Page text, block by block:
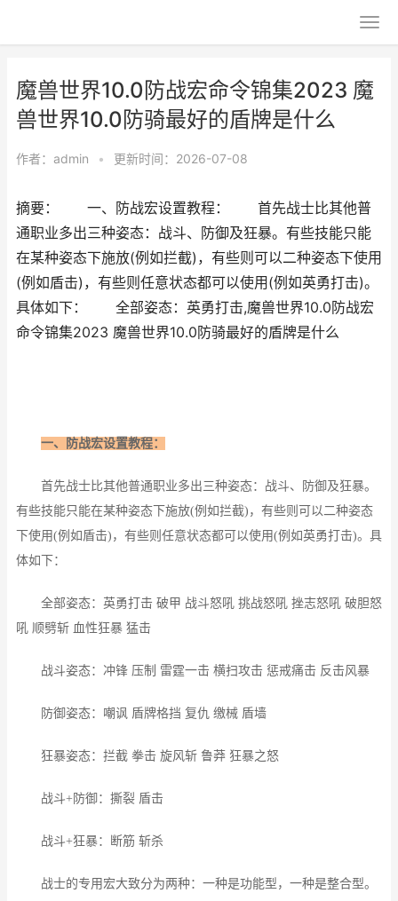
魔兽世界10.0防战宏命令锦集2023 魔
兽世界10.0防骑最好的盾牌是什么
作者： admin • 更新时间：2026-07-08
摘要： 一、防战宏设置教程： 首先战士比其他普
通职业多出三种姿态：战斗、防御及狂暴。有些技能只能
在某种姿态下施放(例如拦截)，有些则可以二种姿态下使用
(例如盾击)，有些则任意状态都可以使用(例如英勇打击)。
具体如下： 全部姿态：英勇打击,魔兽世界10.0防战宏
命令锦集2023 魔兽世界10.0防骑最好的盾牌是什么
一、防战宏设置教程：
首先战士比其他普通职业多出三种姿态：战斗、防御及狂暴。
有些技能只能在某种姿态下施放(例如拦截)，有些则可以二种姿态
下使用(例如盾击)，有些则任意状态都可以使用(例如英勇打击)。具
体如下：
全部姿态：英勇打击 破甲 战斗怒吼 挑战怒吼 挫志怒吼 破胆怒
吼 顺劈斩 血性狂暴 猛击
战斗姿态：冲锋 压制 雷霆一击 横扫攻击 惩戒痛击 反击风暴
防御姿态：嘲讽 盾牌格挡 复仇 缴械 盾墙
狂暴姿态：拦截 拳击 旋风斩 鲁莽 狂暴之怒
战斗+防御：撕裂 盾击
战斗+狂暴：断筋 斩杀
战士的专用宏大致分为两种：一种是功能型，一种是整合型。